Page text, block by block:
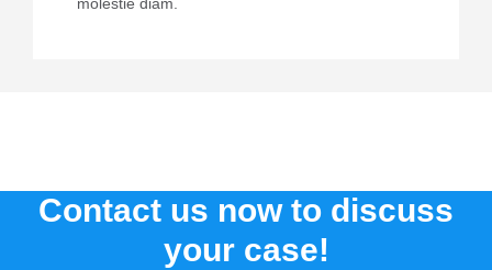
Contact us now to discuss
your case!